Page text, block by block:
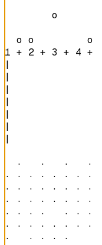
        o
  o o         o
1 + 2 + 3 + 4 +
|
|
|
|
|
|
|
  ·   ·   ·   ·
· · · · · · · ·
· · · · · · · ·
· · · · · · · ·
· · · ·   · · ·
· · · · · · · ·
·   · · · ·